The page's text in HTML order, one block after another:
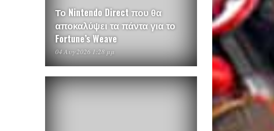
Το Nintendo Direct που θα
αποκαλύψει τα πάντα για το
Fortune’s Weave
04 Αυγ 2026 1:28 μμ